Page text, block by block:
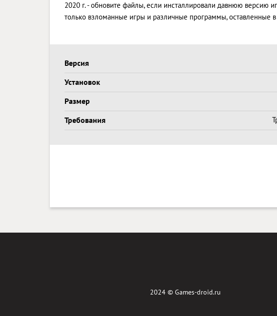
2020 г. - обновите файлы, если инсталлировали давнюю версию
только взломанные игры и различные программы, оставленные
Версия
Установок
Размер
Требования
2024 © Games-droid.ru